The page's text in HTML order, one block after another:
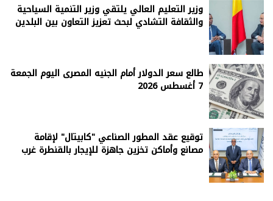
وزير التعليم العالي يلتقي وزير التنمية السياحية
والثقافة التشادي لبحث تعزيز التعاون بين البلدين
طالع سعر الدولار أمام الجنيه المصرى اليوم الجمعة
7 أغسطس 2026
توقيع عقد المطور الصناعي "كابيتال" لإقامة
مصانع وأماكن تخزين جاهزة للإيجار بالقنطرة غرب